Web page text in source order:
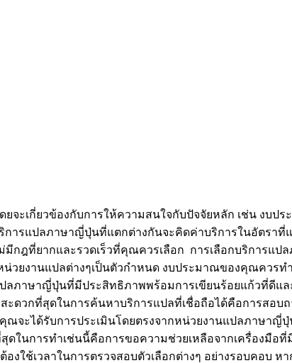
ะเกี่ยวข้องกับการให้ความสนใจกับปัจจัยหลัก เช่น งบ
ารแปลภาษาญี่ปุ่นที่แตกต่างกันจะคิดค่าบริการในอัตรา
กฎที่ยากและรวดเร็วที่คุณควรเลือก การเลือกบริการแ
วยงานแปลต่างๆเป็นตัวกำหนด งบประมาณของคุณควร
าษาญี่ปุ่นที่มีประสิทธิภาพพร้อมการเขียนร้อยแก้วที่ดีแ
ดวกที่สุดในการค้นหาบริการแปลที่เชื่อถือได้คือการสอบ
จะได้รับการประเมินโดยตรงจากหน่วยงานแปลภาษาญี่
นการทำเช่นนี้คือการขอความช่วยเหลือจากเครื่องมือที่
ใช้เวลาในการตรวจสอบตัวเลือกต่างๆ อย่างรอบคอบ